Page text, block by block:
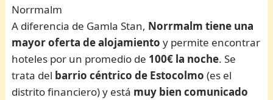
Norrmalm
A diferencia de Gamla Stan, Norrmalm tiene una
mayor oferta de alojamiento y permite encontrar
hoteles por un promedio de 100€ la noche. Se
trata del barrio céntrico de Estocolmo (es el
distrito financiero) y está muy bien comunicado